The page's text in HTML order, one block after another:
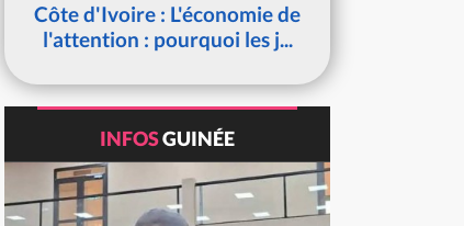
Côte d'Ivoire : L'économie de
l'attention : pourquoi les j...
INFOSGUINÉE